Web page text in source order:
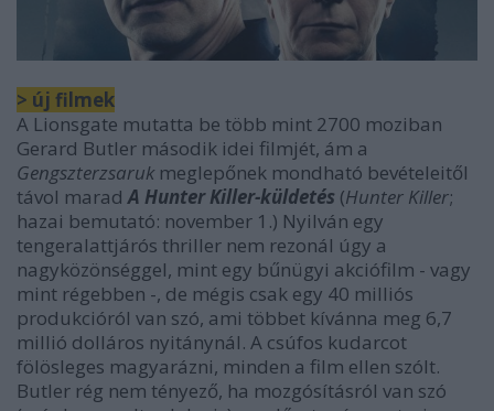
> új filmek
A Lionsgate mutatta be több mint 2700 moziban
Gerard Butler második idei filmjét, ám a
Gengszterzsaruk meglepőnek mondható bevételeitől
távol maradA Hunter Killer-küldetés (Hunter Killer;
hazai bemutató: november 1.) Nyilván egy
tengeralattjárós thriller nem rezonál úgy a
nagyközönséggel, mint egy bűnügyi akciófilm - vagy
mint régebben -, de mégis csak egy 40 milliós
produkcióról van szó, ami többet kívánna meg 6,7
millió dolláros nyitánynál. A csúfos kudarcot
fölösleges magyarázni, minden a film ellen szólt.
Butler rég nem tényező, ha mozgósításról van szó